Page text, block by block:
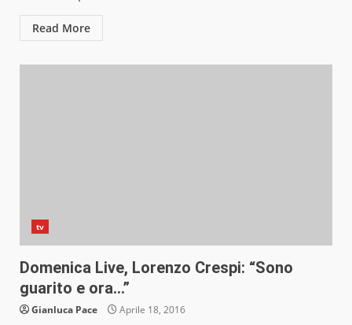
Read More
tv
Domenica Live, Lorenzo Crespi: “Sono
guarito e ora…”
Gianluca Pace Aprile 18, 2016